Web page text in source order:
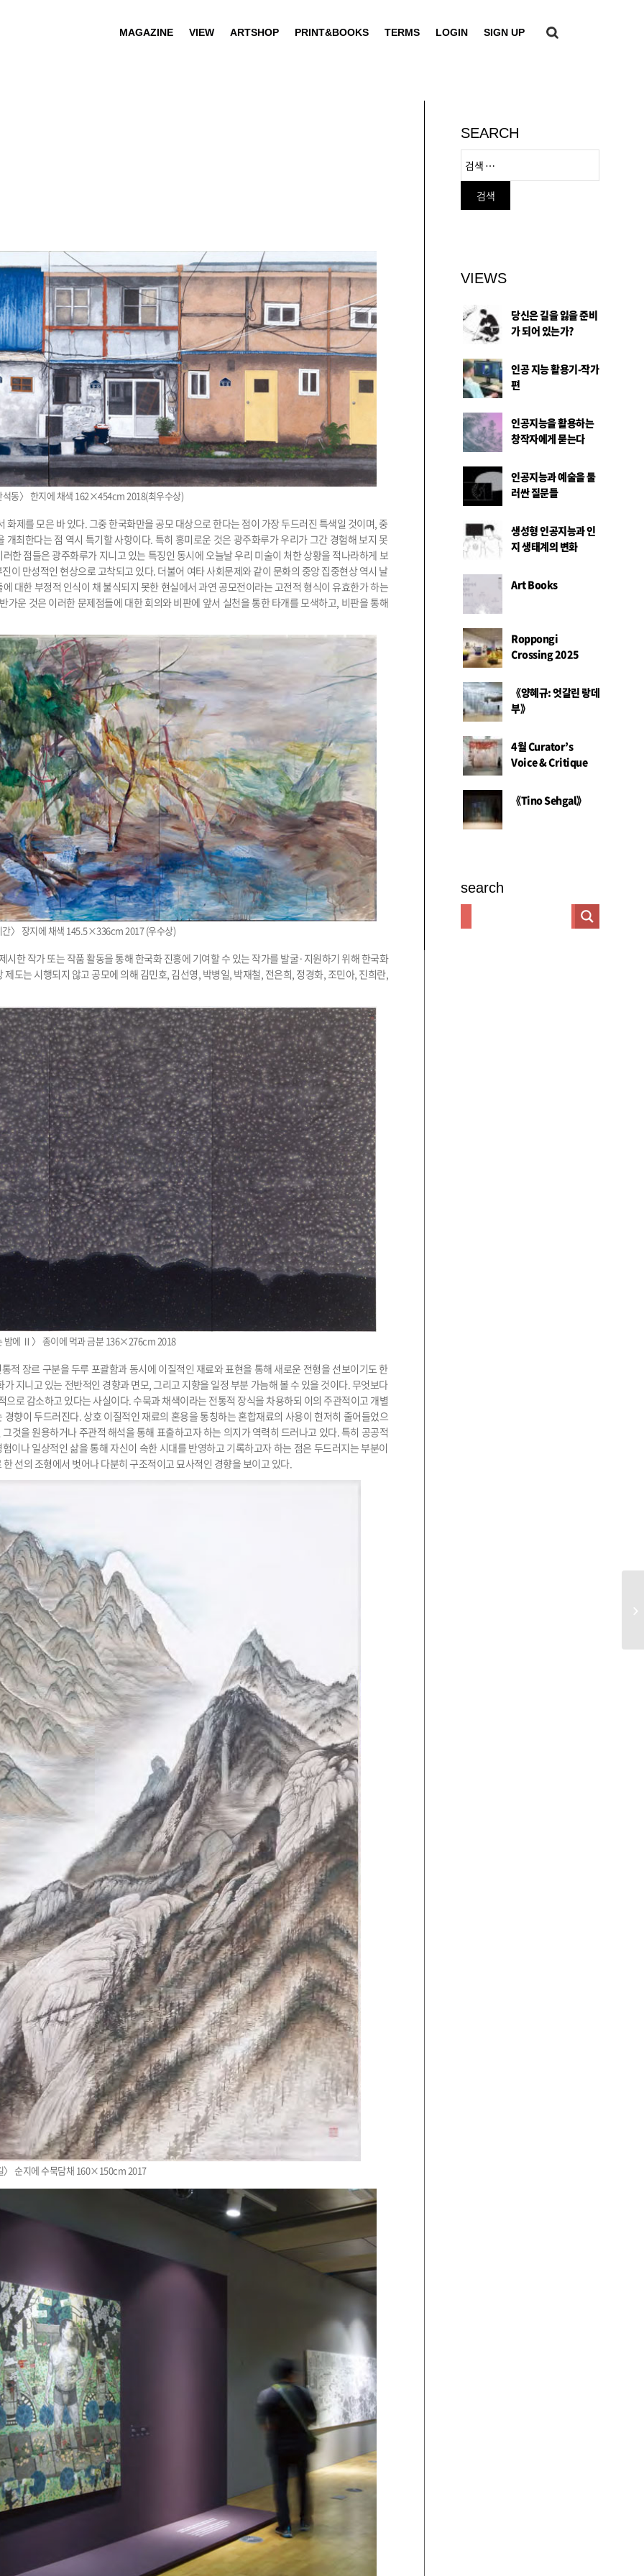
MAGAZINE VIEW ARTSHOP PRINT&BOOKS TERMS LOGIN SIGN UP
석동〉 한지에 채색 162×454cm 2018(최우수상)
제를 모은 바 있다. 그중 한국화만을 공모 대상으로 한다는 점이 가장 두드러진 특색일 것이며, 중
최한다는 점 역시 특기할 사항이다. 특히 흥미로운 것은 광주화루가 우리가 그간 경험해 보지 못
한 점들은 광주화루가 지니고 있는 특징인 동시에 오늘날 우리 미술이 처한 상황을 적나라하게 보
이 만성적인 현상으로 고착되고 있다. 더불어 여타 사회문제와 같이 문화의 중앙 집중현상 역시 날
대한 부정적 인식이 채 불식되지 못한 현실에서 과연 공모전이라는 고전적 형식이 유효한가 하는
운 것은 이러한 문제점들에 대한 회의와 비판에 앞서 실천을 통한 타개를 모색하고, 비판을 통해
간〉 장지에 채색 145.5×336cm 2017 (우수상)
한 작가 또는 작품 활동을 통해 한국화 진흥에 기여할 수 있는 작가를 발굴·지원하기 위해 한국화
도는 시행되지 않고 공모에 의해 김민호, 김선영, 박병일, 박재철, 전은희, 정경화, 조민아, 진희란,
밤에 Ⅱ〉 종이에 먹과 금분 136×276cm 2018
적 장르 구분을 두루 포괄함과 동시에 이질적인 재료와 표현을 통해 새로운 전형을 선보이기도 한
지니고 있는 전반적인 경향과 면모, 그리고 지향을 일정 부분 가늠해 볼 수 있을 것이다. 무엇보다
로 감소하고 있다는 사실이다. 수묵과 채색이라는 전통적 장식을 차용하되 이의 주관적이고 개별
향이 두드러진다. 상호 이질적인 재료의 혼용을 통칭하는 혼합재료의 사용이 현저히 줄어들었으
것을 원용하거나 주관적 해석을 통해 표출하고자 하는 의지가 역력히 드러나고 있다. 특히 공공적
이나 일상적인 삶을 통해 자신이 속한 시대를 반영하고 기록하고자 하는 점은 두드러지는 부분이
선의 조형에서 벗어나 다분히 구조적이고 묘사적인 경향을 보이고 있다.
〉 순지에 수묵담채 160×150cm 2017
SEARCH
VIEWS
당신은 길을 잃을 준비
가 되어 있는가?
인공 지능 활용기-작가
편
인공지능을 활용하는
창작자에게 묻는다
인공지능과 예술을 둘
러싼 질문들
생성형 인공지능과 인
지 생태계의 변화
Art Books
Roppongi
Crossing 2025
《양혜규: 엇갈린 랑데
부》
4월 Curator’s
Voice & Critique
《Tino Sehgal》
search